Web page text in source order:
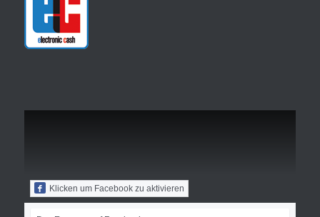
Klicken um Facebook zu aktivieren